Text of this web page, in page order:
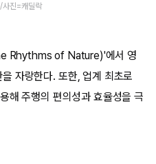
사진=캐딜락
Rhythms of Nature)'에서 영
자랑한다. 또한, 업계 최초로
해 주행의 편의성과 효율성을 극